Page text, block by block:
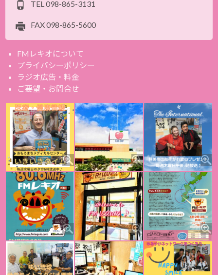
TEL098-865-3131
FAX098-865-5600
FMレキオについて
プライバシーポリシー
ラジオ広告・料金
ご要望・お問合せ